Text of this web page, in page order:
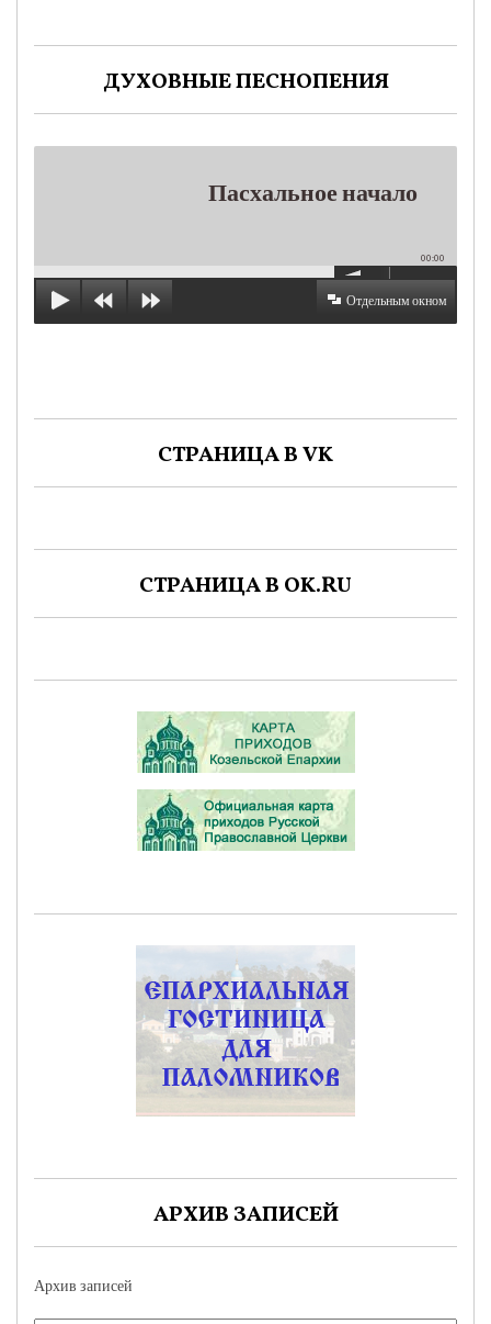
ДУХОВНЫЕ ПЕСНОПЕНИЯ
Пасхальное начало
00:00
Отдельным окном
СТРАНИЦА В VK
СТРАНИЦА В OK.RU
АРХИВ ЗАПИСЕЙ
Архив записей